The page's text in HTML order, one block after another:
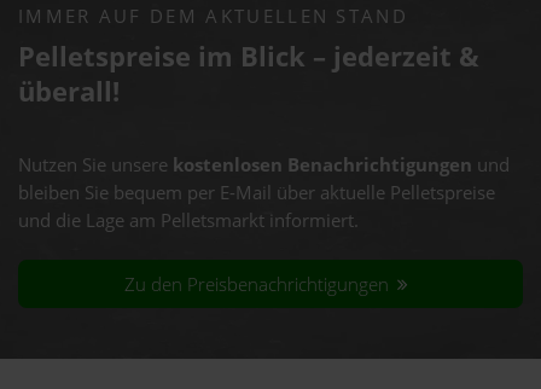
IMMER AUF DEM AKTUELLEN STAND
Pelletspreise im Blick – jederzeit &
überall!
Nutzen Sie unsere kostenlosen Benachrichtigungen und
bleiben Sie bequem per E-Mail über aktuelle Pelletspreise
und die Lage am Pelletsmarkt informiert.
Zu den Preisbenachrichtigungen